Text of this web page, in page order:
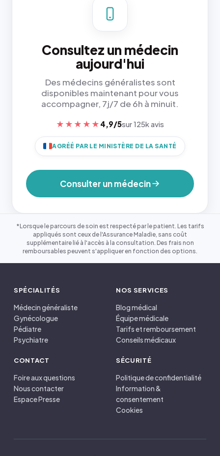
Consultez un médecin
aujourd'hui
Des médecins généralistes sont
disponibles maintenant pour vous
accompagner, 7j/7 de 6h à minuit.
★★★★★ 4,9/5sur 125k avis
AGRÉÉ PAR LE MINISTÈRE DE LA SANTÉ
Consulter un médecin
*Lorsque le parcours de soin est respecté par le patient. Les tarifs
appliqués sont ceux de l'Assurance Maladie, sans coût
supplémentaire lié à l'accès à la consultation. Des frais non
remboursables peuvent s'appliquer en fonction des options.
SPÉCIALITÉS
Médecin généraliste
Gynécologue
Pédiatre
Psychiatre
NOS SERVICES
Blog médical
Équipe médicale
Tarifs et remboursement
Conseils médicaux
CONTACT
Foire aux questions
Nous contacter
Espace Presse
SÉCURITÉ
Politique de confidentialité
Information &
consentement
Cookies